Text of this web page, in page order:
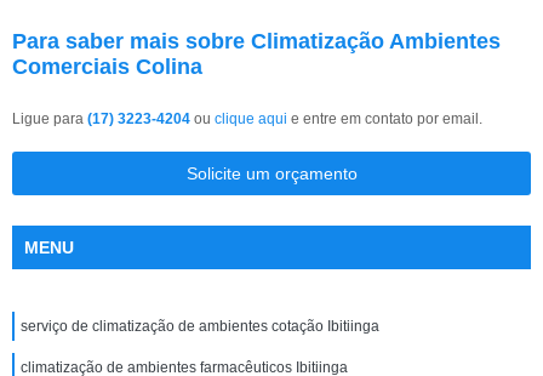
Para saber mais sobre Climatização Ambientes
Comerciais Colina
Ligue para (17) 3223-4204 ou clique aqui e entre em contato por email.
Solicite um orçamento
MENU
serviço de climatização de ambientes cotação Ibitiinga
climatização de ambientes farmacêuticos Ibitiinga